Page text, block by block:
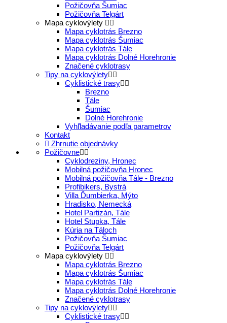
Požičovňa Šumiac
Požičovňa Telgárt
Mapa cyklovýlety
Mapa cyklotrás Brezno
Mapa cyklotrás Šumiac
Mapa cyklotrás Tále
Mapa cyklotrás Dolné Horehronie
Značené cyklotrasy
Tipy na cyklovýlety
Cyklistické trasy
Brezno
Tále
Šumiac
Dolné Horehronie
Vyhľladávanie podľa parametrov
Kontakt
Zhrnutie objednávky
Požičovne
Cyklodreziny, Hronec
Mobilná požičovňa Hronec
Mobilná požičovňa Tále - Brezno
Profibikers, Bystrá
Villa Ďumbierka, Mýto
Hradisko, Nemecká
Hotel Partizán, Tále
Hotel Stupka, Tále
Kúria na Táloch
Požičovňa Šumiac
Požičovňa Telgárt
Mapa cyklovýlety
Mapa cyklotrás Brezno
Mapa cyklotrás Šumiac
Mapa cyklotrás Tále
Mapa cyklotrás Dolné Horehronie
Značené cyklotrasy
Tipy na cyklovýlety
Cyklistické trasy